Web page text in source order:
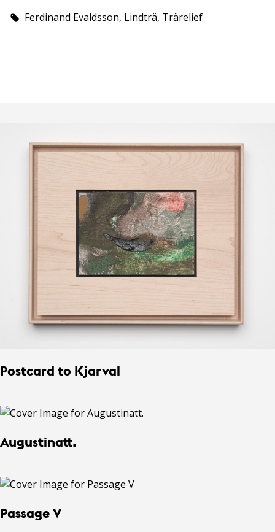
Ferdinand Evaldsson, Lindträ, Trärelief
Postcard to Kjarval
Augustinatt.
Passage V